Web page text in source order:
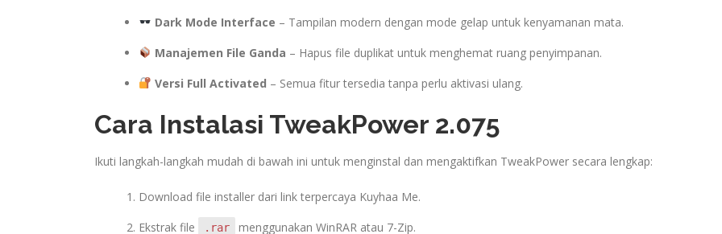
Dark Mode Interface – Tampilan modern dengan mode gelap untuk kenyamanan mata.
Manajemen File Ganda – Hapus file duplikat untuk menghemat ruang penyimpanan.
Versi Full Activated – Semua fitur tersedia tanpa perlu aktivasi ulang.
Cara Instalasi TweakPower 2.075
Ikuti langkah-langkah mudah di bawah ini untuk menginstal dan mengaktifkan TweakPower secara lengkap:
Download file installer dari link terpercaya Kuyhaa Me.
Ekstrak file
.rar menggunakan WinRAR atau 7-Zip.